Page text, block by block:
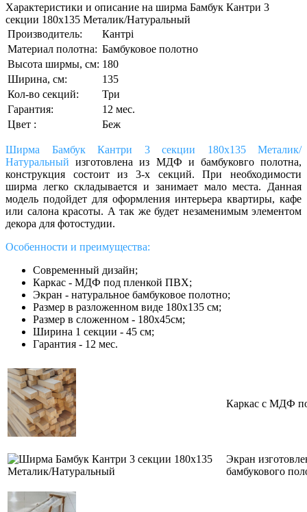
Характеристики и описание на ширма Бамбук Кантри 3
секции 180х135 Металик/Натуральный
Производитель:
Кантрі
Материал полотна: Бамбуковое полотно
Высота ширмы, см: 180
Ширина, см:
135
Кол-во секций:
Три
Гарантия:
12 мес.
Цвет :
Беж
Ширма Бамбук Кантри 3 секции 180х135 Металик/
Натуральныйизготовлена из МДФ и бамбуковго полотна,
конструкция состоит из 3-х секций. При необходимости
ширма легко складывается и занимает мало места. Данная
модель подойдет для оформления интерьера квартиры, кафе
или салона красоты. А так же будет незаменимым элементом
декора для фотостудии.
Особенности и преимущества:
Современный дизайн;
Каркас - МДФ под пленкой ПВХ;
Экран - натуральное бамбуковое полотно;
Размер в разложенном виде 180х135 см;
Размер в сложенном - 180х45см;
Ширина 1 секции - 45 см;
Гарантия - 12 мес.
Каркас c МДФ
Экран
бамбукового